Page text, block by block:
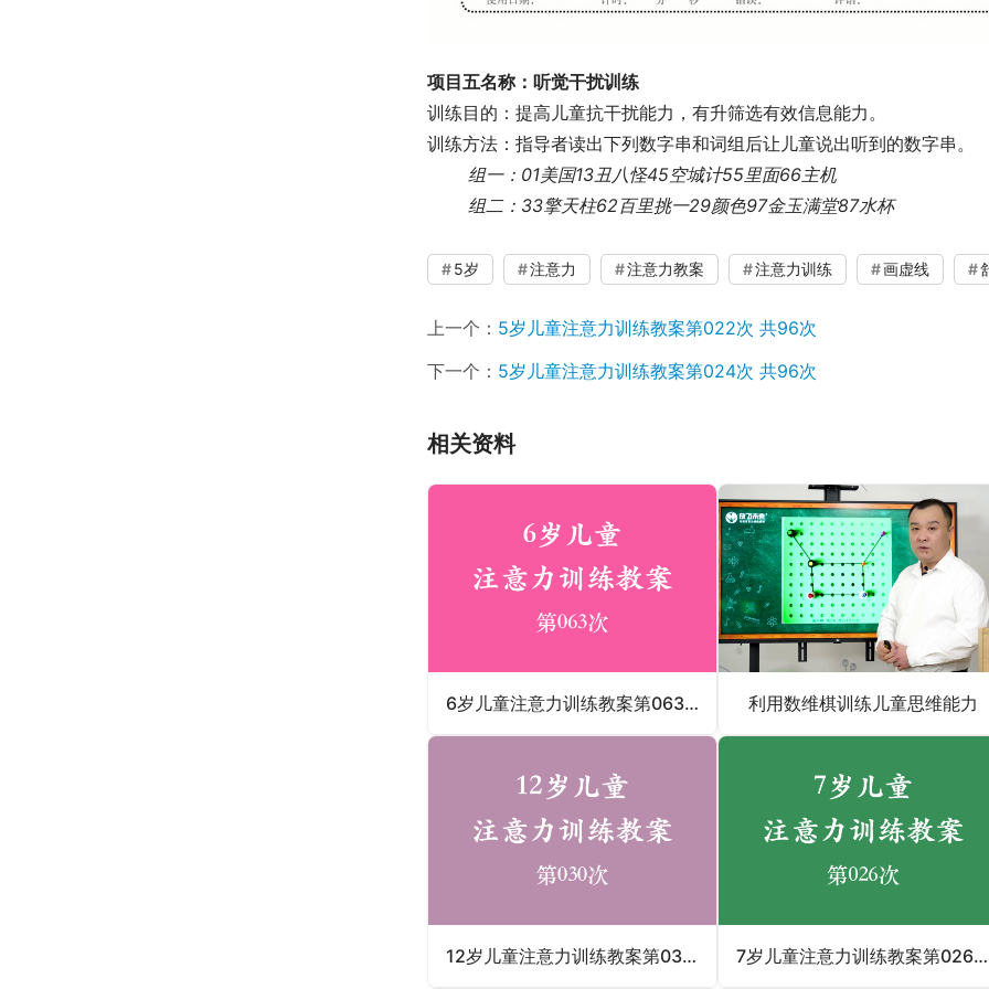
项目五名称：听觉干扰训练
训练目的：提高儿童抗干扰能力，有升筛选有效信息能力。
训练方法：指导者读出下列数字串和词组后让儿童说出听到的数字串。
组一：01美国13丑八怪45空城计55里面66主机
组二：33擎天柱62百里挑一29颜色97金玉满堂87水杯
5岁 注意力 注意力教案 注意力训练 画虚线
上一个： 5岁儿童注意力训练教案第022次 共96次
下一个： 5岁儿童注意力训练教案第024次 共96次
相关资料
6岁儿童注意力训练教案第063次 共96次 利用数维棋训练儿童思维能力
12岁儿童注意力训练教案第030次 共96次 7岁儿童注意力训练教案第026次 共96次